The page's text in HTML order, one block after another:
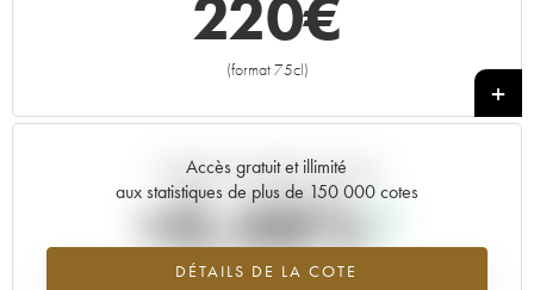
220€
(format 75cl)
+
Accès gratuit et illimité
aux statistiques de plus de 150 000 cotes
DÉTAILS DE LA COTE
Tendance actuelle de la cote
+0.48%
Tendance à la hausse du millésime ---- en 2026 par rapport à 2025